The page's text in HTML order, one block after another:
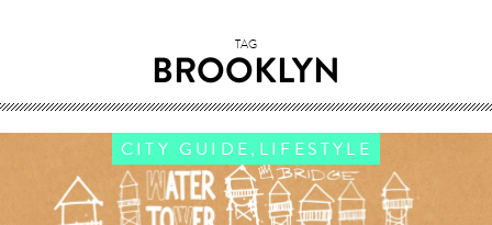
TAG
BROOKLYN
CITY GUIDE, LIFESTYLE